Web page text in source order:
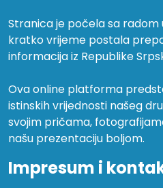
Stranica je počela sa radom
kratko vrijeme postala
informacija iz Republike
Ova online platforma
istinskih vrijednosti našeg
svojim pričama,
našu prezentaciju boljom.
Impresum i